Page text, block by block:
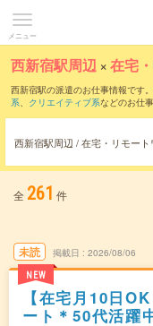
メニュー
西新宿駅周辺 ×在宅
西新宿駅の派遣のお仕事情報です。
系、 クリエイティブ系などのお仕
西新宿駅周辺 / 在宅・リモート
全 261 件
未読
NEW
掲載日 2026/08/06
【在宅月10日
ート＊50代活躍